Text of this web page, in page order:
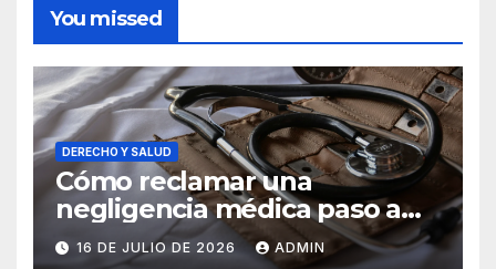
You missed
DERECHO Y SALUD
Cómo reclamar una
negligencia médica paso a
paso
16 DE JULIO DE 2026 ADMIN